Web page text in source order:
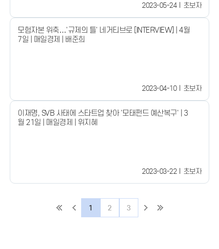
2023-05-24 초보자
모험자본 위축…'규제의 틀' 네거티브로 [INTERVIEW] | 4월
7일 | 매일경제 | 배준희
2023-04-10 초보자
이재명, SVB 사태에 스타트업 찾아 '모태펀드 예산복구' | 3
월 21일 | 매일경제 | 위지혜
2023-03-22 초보자
1 2 3